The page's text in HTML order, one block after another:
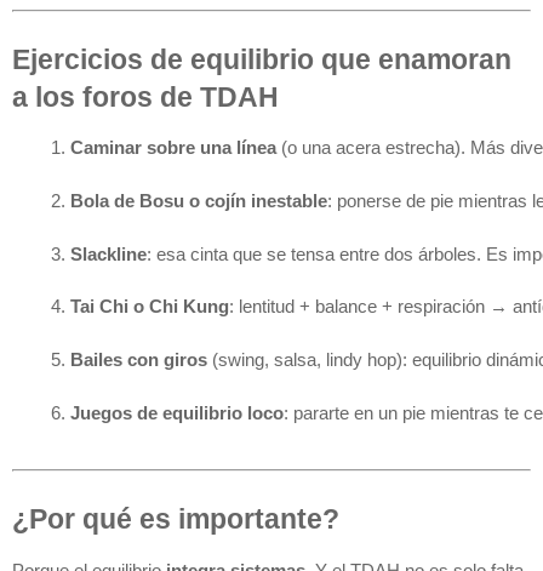
Ejercicios de equilibrio que enamoran
a los foros de TDAH
Caminar sobre una línea (o una acera estrecha). Más
Bola de Bosu o cojín inestable: ponerse de pie mientras
Slackline: esa cinta que se tensa entre dos árboles. Es
Tai Chi o Chi Kung: lentitud + balance + respiración →
Bailes con giros (swing, salsa, lindy hop): equilibrio
Juegos de equilibrio loco: pararte en un pie mientras te
¿Por qué es importante?